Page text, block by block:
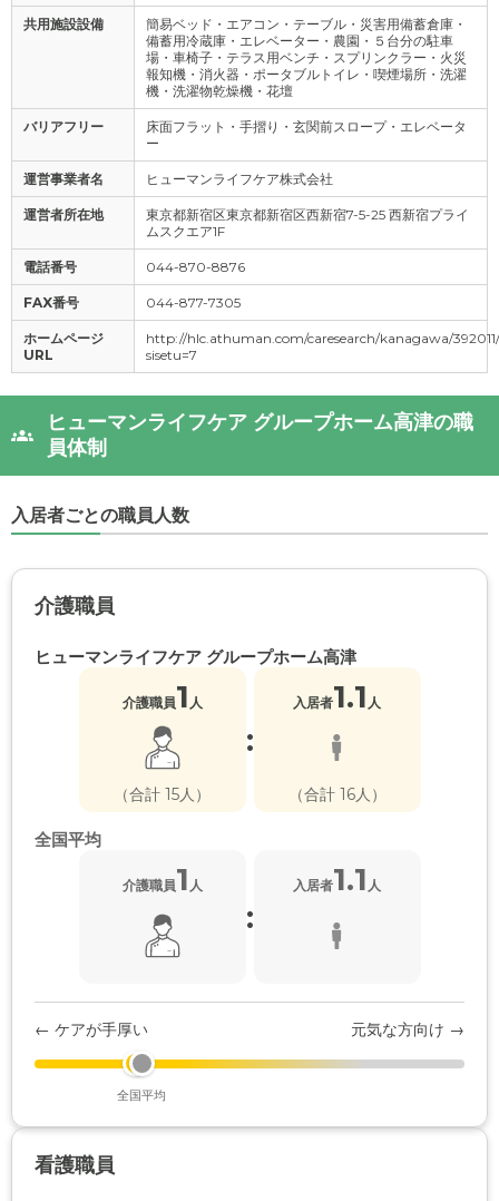
共用施設設備
簡易ベッド・エアコン・テーブル・災害用備蓄倉庫・
備蓄用冷蔵庫・エレベーター・農園・５台分の駐車
場・車椅子・テラス用ベンチ・スプリンクラー・火災
報知機・消火器・ポータブルトイレ・喫煙場所・洗濯
機・洗濯物乾燥機・花壇
バリアフリー
床面フラット・手摺り・玄関前スロープ・エレベータ
ー
運営事業者名 ヒューマンライフケア株式会社
運営者所在地
東京都新宿区東京都新宿区西新宿7-5-25 西新宿プライ
ムスクエア1F
電話番号 044-870-8876
FAX番号 044-877-7305
ホームページ
URL
http://hlc.athuman.com/caresearch/kanagawa/
sisetu=7
ヒューマンライフケア グループホーム高津の職
員体制
入居者ごとの職員人数
介護職員
ヒューマンライフケア グループホーム高津
介護職員1 人
（合計 15人）
:
入居者1.1 人
（合計 16人）
全国平均
介護職員1 人
:
入居者1.1 人
← ケアが手厚い 元気な方向け →
全国平均
看護職員